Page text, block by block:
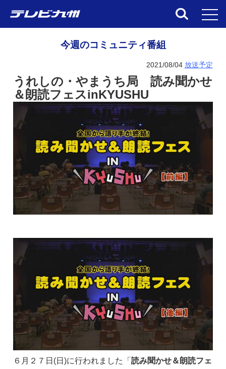
今週のコミュニティ番組
2021/08/04 放送予定
うれしの・やまうち局 読み聞かせ
＆朗読フェスinKYUSHU
６月２７日(日)に行われました「読み聞かせ＆朗読フェ